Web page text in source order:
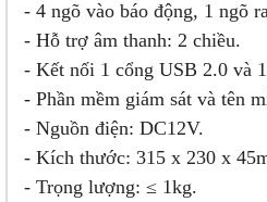
- 4 ngõ vào báo động, 1 ngõ
- Hỗ trợ âm thanh: 2 chiều.
- Kết nối 1 cổng USB 2.0 và
- Phần mềm giám sát và tên
- Nguồn điện: DC12V.
- Kích thước: 315 x 230 x
- Trọng lượng: ≤ 1kg.